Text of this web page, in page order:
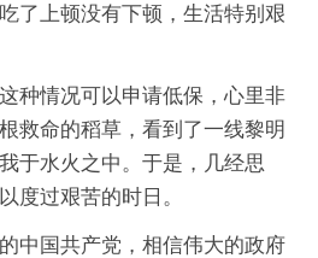
了上顿没有下顿，生活特别艰
种情况可以申请低保，心里非
救命的稻草，看到了一线黎明
于水火之中。于是，几经思
度过艰苦的时日。
中国共产党，相信伟大的政府